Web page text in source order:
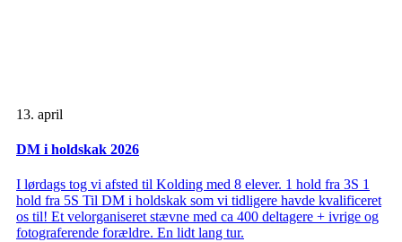
13. april
DM i holdskak 2026
I lørdags tog vi afsted til Kolding med 8 elever. 1 hold fra 3S 1
hold fra 5S Til DM i holdskak som vi tidligere havde kvalificeret
os til! Et velorganiseret stævne med ca 400 deltagere + ivrige og
fotograferende forældre. En lidt lang tur.